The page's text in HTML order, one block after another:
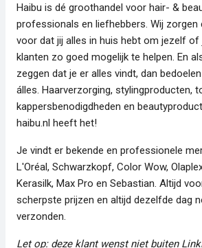
Haibu is dé groothandel voor hair- &
professionals en liefhebbers. Wij zorgen
voor dat jij alles in huis hebt om jezelf of
klanten zo goed mogelijk te helpen. En
zeggen dat je er alles vindt, dan
álles. Haarverzorging, stylingproducten,
kappersbenodigdheden en
haibu.nl heeft het!
Je vindt er bekende en professionele
L'Oréal, Schwarzkopf, Color Wow,
Kerasilk, Max Pro en Sebastian. Altijd
scherpste prijzen en altijd dezelfde dag
verzonden.
Let op: deze klant wenst niet buiten